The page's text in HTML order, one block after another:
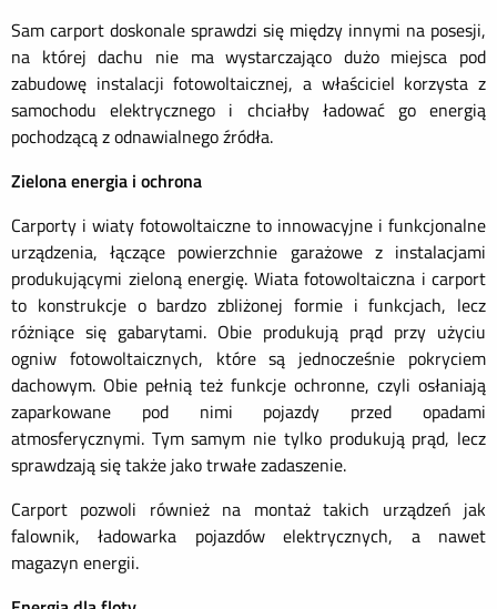
Sam carport doskonale sprawdzi się między innymi na posesji,
na której dachu nie ma wystarczająco dużo miejsca pod
zabudowę instalacji fotowoltaicznej, a właściciel korzysta z
samochodu elektrycznego i chciałby ładować go energią
pochodzącą z odnawialnego źródła.
Zielona energia i ochrona
Carporty i wiaty fotowoltaiczne to innowacyjne i funkcjonalne
urządzenia, łączące powierzchnie garażowe z instalacjami
produkującymi zieloną energię. Wiata fotowoltaiczna i carport
to konstrukcje o bardzo zbliżonej formie i funkcjach, lecz
różniące się gabarytami. Obie produkują prąd przy użyciu
ogniw fotowoltaicznych, które są jednocześnie pokryciem
dachowym. Obie pełnią też funkcje ochronne, czyli osłaniają
zaparkowane pod nimi pojazdy przed opadami
atmosferycznymi. Tym samym nie tylko produkują prąd, lecz
sprawdzają się także jako trwałe zadaszenie.
Carport pozwoli również na montaż takich urządzeń jak
falownik, ładowarka pojazdów elektrycznych, a nawet
magazyn energii.